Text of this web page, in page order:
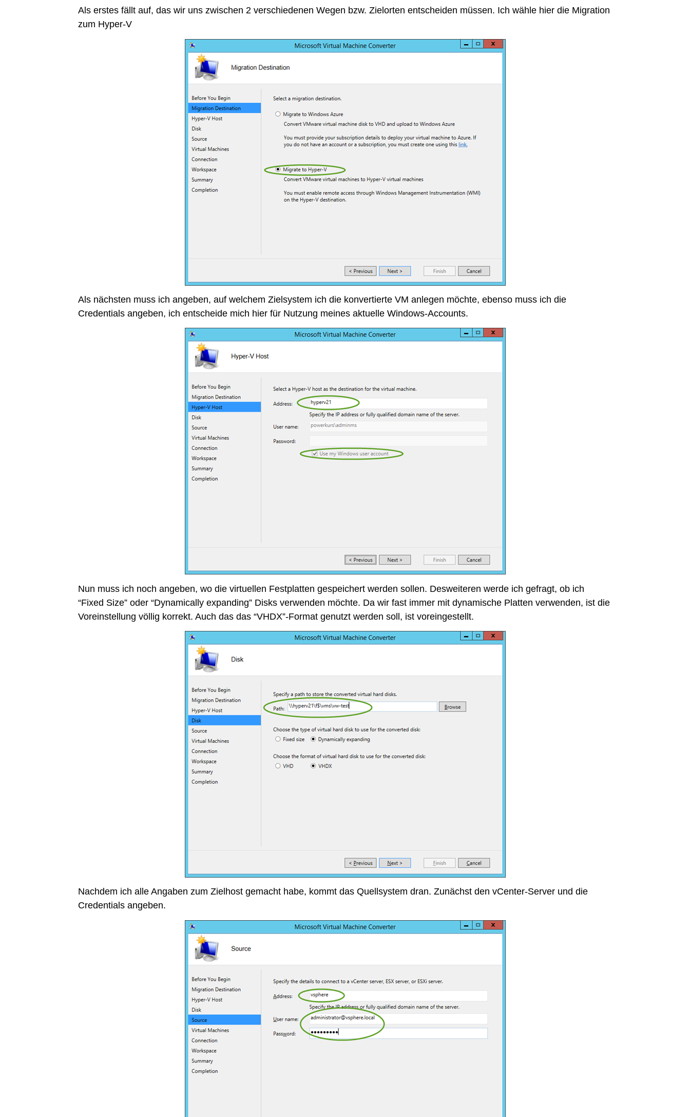
Als erstes fällt auf, das wir uns zwischen 2 verschiedenen Wegen bzw. Zielorten entscheiden müssen. Ich wähle hier die Migration
zum Hyper-V
Als nächsten muss ich angeben, auf welchem Zielsystem ich die konvertierte VM anlegen möchte, ebenso muss ich die
Credentials angeben, ich entscheide mich hier für Nutzung meines aktuelle Windows-Accounts.
Nun muss ich noch angeben, wo die virtuellen Festplatten gespeichert werden sollen. Desweiteren werde ich gefragt, ob ich
“Fixed Size” oder “Dynamically expanding” Disks verwenden möchte. Da wir fast immer mit dynamische Platten verwenden, ist die
Voreinstellung völlig korrekt. Auch das das “VHDX”-Format genutzt werden soll, ist voreingestellt.
Nachdem ich alle Angaben zum Zielhost gemacht habe, kommt das Quellsystem dran. Zunächst den vCenter-Server und die
Credentials angeben.